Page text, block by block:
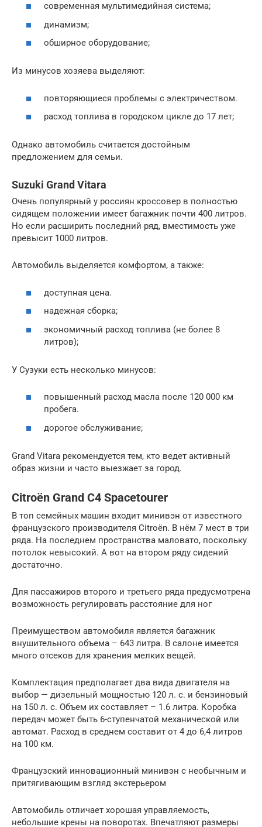
современная мультимедийная система;
динамизм;
обширное оборудование;
Из минусов хозяева выделяют:
повторяющиеся проблемы с электричеством.
расход топлива в городском цикле до 17 лет;
Однако автомобиль считается достойным
предложением для семьи.
Suzuki Grand Vitara
Очень популярный у россиян кроссовер в полностью
сидящем положении имеет багажник почти 400 литров.
Но если расширить последний ряд, вместимость уже
превысит 1000 литров.
Автомобиль выделяется комфортом, а также:
доступная цена.
надежная сборка;
экономичный расход топлива (не более 8
литров);
У Сузуки есть несколько минусов:
повышенный расход масла после 120 000 км
пробега.
дорогое обслуживание;
Grand Vitara рекомендуется тем, кто ведет активный
образ жизни и часто выезжает за город.
Citroёn Grand C4 Spacetourer
В топ семейных машин входит минивэн от известного
французского производителя Citroёn. В нём 7 мест в три
ряда. На последнем пространства маловато, поскольку
потолок невысокий. А вот на втором ряду сидений
достаточно.
Для пассажиров второго и третьего ряда предусмотрена
возможность регулировать расстояние для ног
Преимуществом автомобиля является багажник
внушительного объема – 643 литра. В салоне имеется
много отсеков для хранения мелких вещей.
Комплектация предполагает два вида двигателя на
выбор — дизельный мощностью 120 л. с. и бензиновый
на 150 л. с. Объем их составляет – 1.6 литра. Коробка
передач может быть 6-ступенчатой механической или
автомат. Расход в среднем составит от 4 до 6,4 литров
на 100 км.
Французский инновационный минивэн с необычным и
притягивающим взгляд экстерьером
Автомобиль отличает хорошая управляемость,
небольшие крены на поворотах. Впечатляют размеры